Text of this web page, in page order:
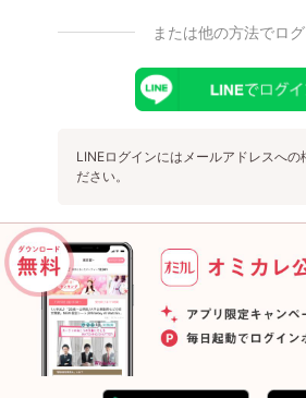
または他の方法でロ
LINEログインにはメールアドレスへの
ださい。